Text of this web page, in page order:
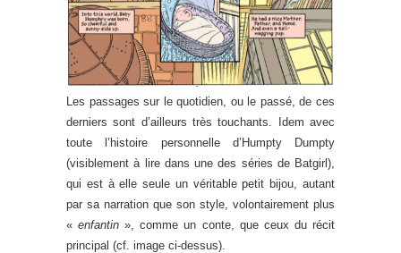
Les passages sur le quotidien, ou le passé, de ces
derniers sont d’ailleurs très touchants. Idem avec
toute l’histoire personnelle d’Humpty Dumpty
(visiblement à lire dans une des séries de Batgirl),
qui est à elle seule un véritable petit bijou, autant
par sa narration que son style, volontairement plus
«enfantin », comme un conte, que ceux du récit
principal (cf. image ci-dessus).